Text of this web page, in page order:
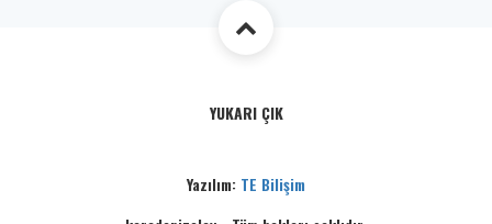
YUKARI ÇIK
Yazılım: TE Bilişim